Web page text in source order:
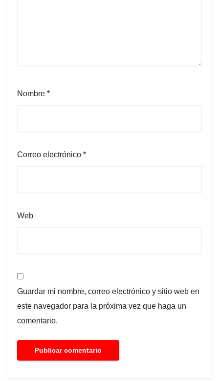
Nombre *
Correo electrónico *
Web
Guardar mi nombre, correo electrónico y sitio web en
este navegador para la próxima vez que haga un
comentario.